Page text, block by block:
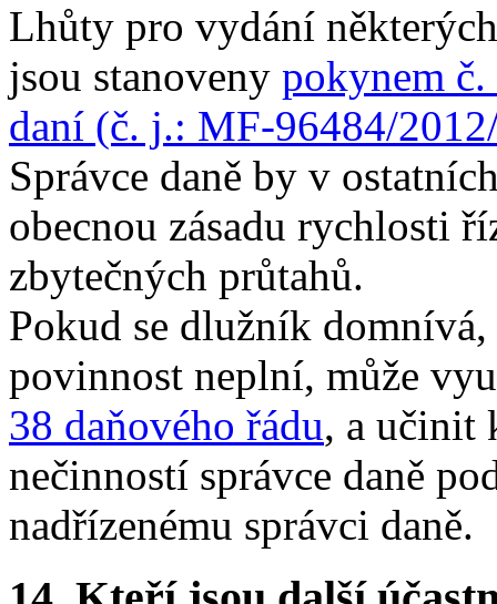
Lhůty pro vydání
jsou stanoveny pokynem
daní (č. j.: MF-96484/
Správce daně by v
obecnou zásadu rychlosti
zbytečných průtahů.
Pokud se dlužník
povinnost neplní, může
38 daňového řádu, a učinit
nečinností správce daně
nadřízenému správci daně.